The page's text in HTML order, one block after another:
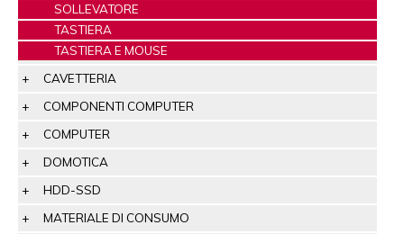
SOLLEVATORE
TASTIERA
TASTIERA E MOUSE
CAVETTERIA
COMPONENTI COMPUTER
COMPUTER
DOMOTICA
HDD-SSD
MATERIALE DI CONSUMO